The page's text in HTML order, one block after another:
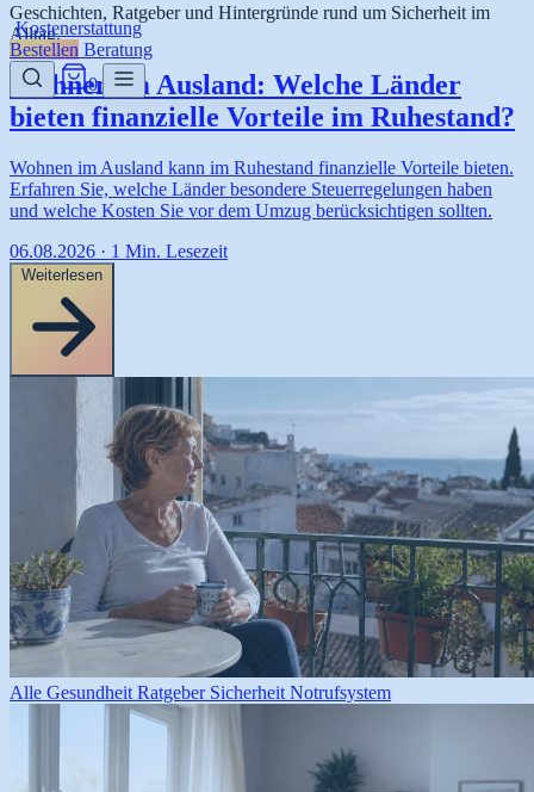
Kostenerstattung
Bestellen Beratung
0
Geschichten, Ratgeber und Hintergründe rund um Sicherheit im
Alltag.
Wohnen im Ausland: Welche Länder
bieten finanzielle Vorteile im Ruhestand?
Wohnen im Ausland kann im Ruhestand finanzielle Vorteile bieten.
Erfahren Sie, welche Länder besondere Steuerregelungen haben
und welche Kosten Sie vor dem Umzug berücksichtigen sollten.
06.08.2026 · 1 Min. Lesezeit
Weiterlesen
Alle Gesundheit Ratgeber Sicherheit Notrufsystem